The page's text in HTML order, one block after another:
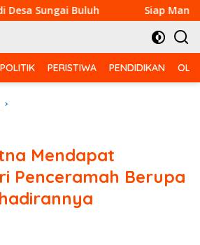
Buluh Siap Manfaatkan Air
POLITIK PERISTIWA PENDIDIKAN
Mendapat
Penceramah Berupa